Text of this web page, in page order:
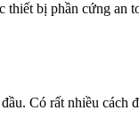
bị phần cứng an
Có rất nhiều cách